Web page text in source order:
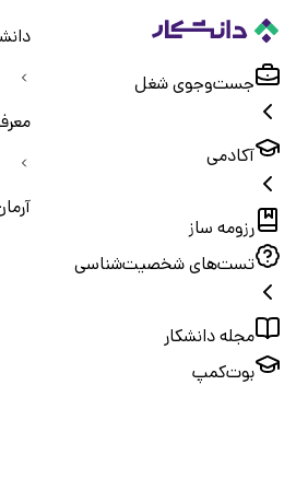
جست‌و‌جوی شغل
آکادمی
رزومه ساز
تست‌های شخصیت‌شناسی
مجله دانشکار
بوت‌کمپ